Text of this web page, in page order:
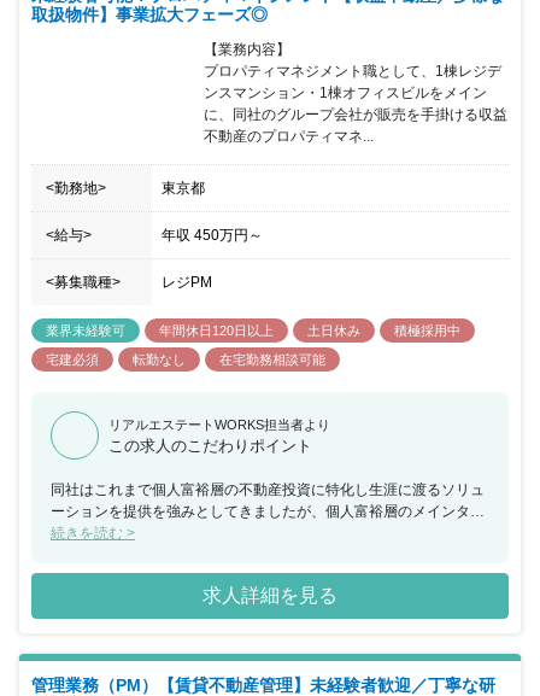
取扱物件】事業拡大フェーズ◎
【業務内容】
プロパティマネジメント職として、1棟レジデ
ンスマンション・1棟オフィスビルをメイン
に、同社のグループ会社が販売を手掛ける収益
不動産のプロパティマネ...
<勤務地> 東京都
<給与> 年収 450万円 ～
<募集職種> レジPM
業界未経験可 年間休日120日以上 土日休み
積極採用中
宅建必須
転勤なし 在宅勤務相談可能
リアルエステートWORKS担当者より
この求人のこだわりポイント
同社はこれまで個人富裕層の不動産投資に特化し生涯に渡るソリュ
ーションを提供を強みとしてきましたが、個人富裕層のメインター
ゲットから事業法人や機関投資家へ顧客層を拡大させる変革期を迎
チャレンジを積極的に行い、グループ全体で「投資ソリューション
カンパニー」を目指している最中になります。 グループとしての中
長期的な目標を達成するために、同社においても組織人数を拡大・
ます。 個人ではなくチームとして業務を推進する風土があり、メン
バ―同士で業務もサポートし合いながら業務を進めていける環境が
続きを読む >
求人詳細を見る
管理業務（PM）【賃貸不動産管理】未経験者歓迎／丁寧な研